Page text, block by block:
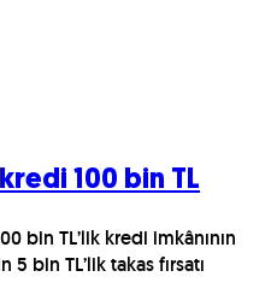
100 bin TL
bin TL’lik kredi imkânının
bin TL’lik takas fırsatı